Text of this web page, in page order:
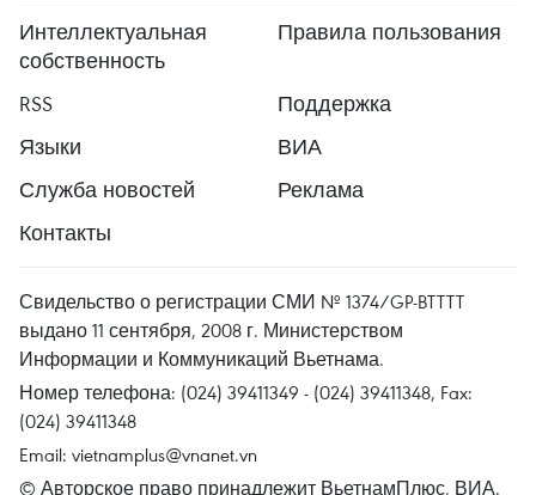
Интеллектуальная
собственность
Правила пользования
RSS
Поддержка
Языки
ВИА
Служба новостей
Реклама
Контакты
Свидельство о регистрации СМИ № 1374/GP-BTTTT
выдано 11 сентября, 2008 г. Министерством
Информации и Коммуникаций Вьетнама.
Номер телефона: (024) 39411349 - (024) 39411348, Fax:
(024) 39411348
Email: vietnamplus@vnanet.vn
© Авторское право принадлежит ВьетнамПлюс, ВИА.